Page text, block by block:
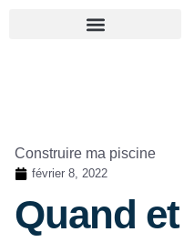
Construire ma piscine
février 8, 2022
Quand